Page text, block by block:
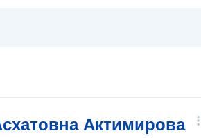
Актимирова